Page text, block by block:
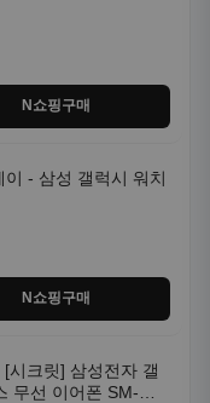
N쇼핑구매
- 삼성 갤럭시 워치
N쇼핑구매
시크릿] 삼성전자 갤
무선 이어폰 SM-